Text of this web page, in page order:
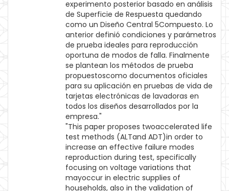
experimento posterior basado en análisis
de Superficie de Respuesta quedando
como un Diseño Central 5Compuesto. Lo
anterior definió condiciones y parámetros
de prueba ideales para reproducción
oportuna de modos de falla. Finalmente
se plantean los métodos de prueba
propuestoscomo documentos oficiales
para su aplicación en pruebas de vida de
tarjetas electrónicas de lavadoras en
todos los diseños desarrollados por la
empresa."
"This paper proposes twoaccelerated life
test methods (ALTand ADT)in order to
increase an effective failure modes
reproduction during test, specifically
focusing on voltage variations that
mayoccur in electric supplies of
households, also in the validation of